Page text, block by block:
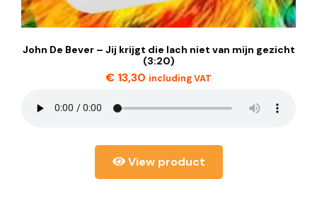
John De Bever – Jij krijgt die lach niet van mijn gezicht
(3:20)
€ 13,30 including VAT
View product